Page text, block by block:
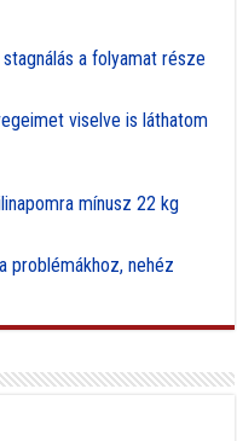
a folyamat része
viselve is láthatom
mínusz 22 kg
problémákhoz, nehéz